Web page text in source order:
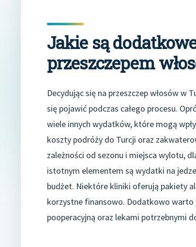
Jakie są
przeszczepem
Decydując się na przeszczep włosów
się pojawić podczas całego procesu.
wiele innych wydatków, które mogą
koszty podróży do Turcji oraz
zależności od sezonu i miejsca wylotu,
istotnym elementem są wydatki na
budżet. Niektóre kliniki oferują pakiety
korzystne finansowo. Dodatkowo warto
pooperacyjną oraz lekami potrzebnymi